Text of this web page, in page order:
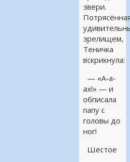
звери.
зрелищем,
Теничка
вскрикнула:
— «А-а-
ах!» — и
обписала
папу с
головы до
ног!
Шестое